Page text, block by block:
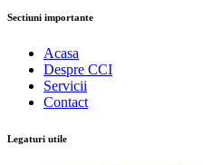
Sectiuni importante
Acasa
Despre CCI
Servicii
Contact
Legaturi utile